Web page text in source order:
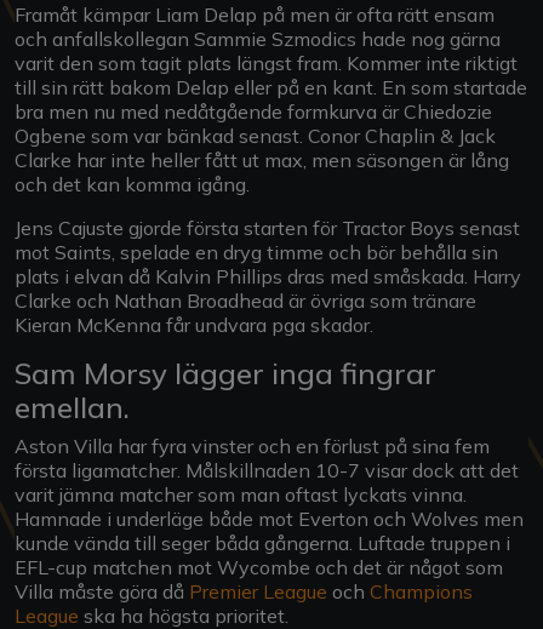
Framåt kämpar Liam Delap på men är ofta rätt ensam
och anfallskollegan Sammie Szmodics hade nog gärna
varit den som tagit plats längst fram. Kommer inte riktigt
till sin rätt bakom Delap eller på en kant. En som startade
bra men nu med nedåtgående formkurva är Chiedozie
Ogbene som var bänkad senast. Conor Chaplin & Jack
Clarke har inte heller fått ut max, men säsongen är lång
och det kan komma igång.
Jens Cajuste gjorde första starten för Tractor Boys senast
mot Saints, spelade en dryg timme och bör behålla sin
plats i elvan då Kalvin Phillips dras med småskada. Harry
Clarke och Nathan Broadhead är övriga som tränare
Kieran McKenna får undvara pga skador.
Sam Morsy lägger inga fingrar
emellan.
Aston Villa har fyra vinster och en förlust på sina fem
första ligamatcher. Målskillnaden 10-7 visar dock att det
varit jämna matcher som man oftast lyckats vinna.
Hamnade i underläge både mot Everton och Wolves men
kunde vända till seger båda gångerna. Luftade truppen i
EFL-cup matchen mot Wycombe och det är något som
Villa måste göra då Premier League och Champions
League ska ha högsta prioritet.